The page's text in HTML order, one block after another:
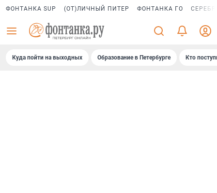
ФОНТАНКА SUP (ОТ)ЛИЧНЫЙ ПИТЕР ФОНТАНКА ГО
Куда пойти на выходных Образование в Петербурге Кто